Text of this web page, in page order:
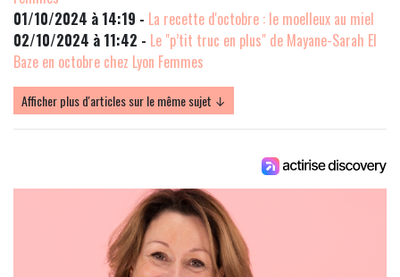
01/10/2024 à 14:19 - La recette d'octobre : le moelleux au miel
02/10/2024 à 11:42 - Le "p’tit truc en plus" de Mayane-Sarah El
Baze en octobre chez Lyon Femmes
Afficher plus d'articles sur le même sujet ↓